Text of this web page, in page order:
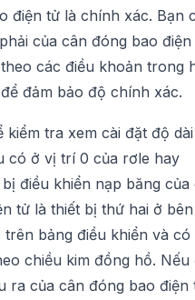
điện tử là chính xác. Bạn
của cân đóng bao điện
các điều khoản trong
đảm bảo độ chính xác.
kiểm tra xem cài đặt độ
có ở vị trí 0 của rơle hay
điều khiển nạp băng của
tử là thiết bị thứ hai ở
trên bảng điều khiển và có
chiều kim đồng hồ. Nếu
ra của cân đóng bao điện